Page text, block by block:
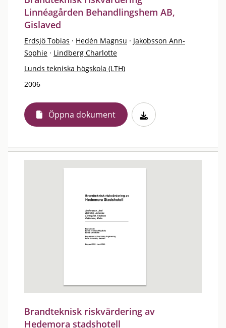
Linnéagården Behandlingshem AB,
Gislaved
Erdsjö Tobias · Hedén Magnsu · Jakobsson Ann-
Sophie · Lindberg Charlotte
Lunds tekniska högskola (LTH)
2006
Öppna dokument
Brandteknisk riskvärdering av
Hedemora stadshotell